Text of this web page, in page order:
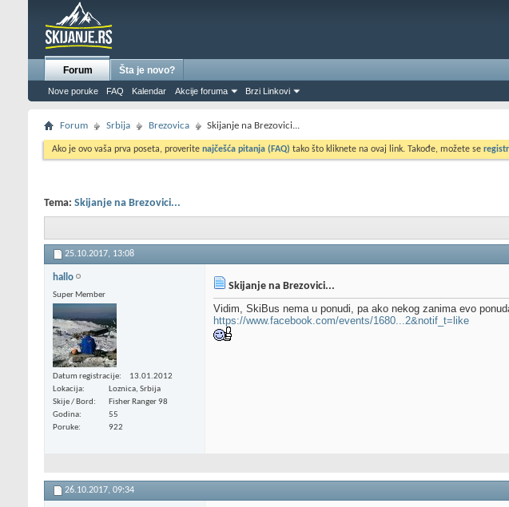
Forum
Nove poruke FAQ Kalendar Akcije foruma Brzi Linkovi
Šta je novo?
Forum Srbija Brezovica Skijanje na Brezovici...
Ako je ovo vaša prva poseta, proverite najčešća pitanja (FAQ) tako što kliknete na ovaj link. Takođe, možete se
Tema: Skijanje na Brezovici...
25.10.2017, 13:08
hallo
Super Member
Datum registracije
13.01.2012
Lokacija
Loznica, Srbija
Skije / Bord
Fisher Ranger 98
Godina
55
Poruke
922
Skijanje na Brezovici...
Vidim, SkiBus nema u ponudi, pa ako nekog zanima evo
https://www.facebook.com/events/1680...2&notif_t=like
26.10.2017, 09:34